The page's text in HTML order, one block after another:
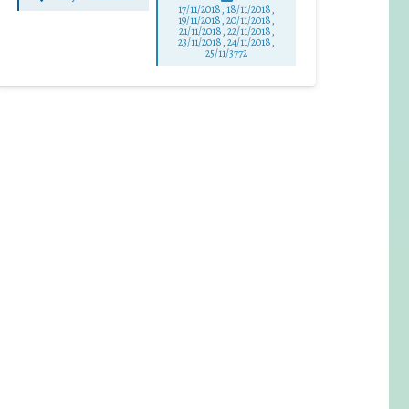
17/11/2018, 18/11/2018,
19/11/2018, 20/11/2018,
21/11/2018, 22/11/2018,
23/11/2018, 24/11/2018,
25/11/3772